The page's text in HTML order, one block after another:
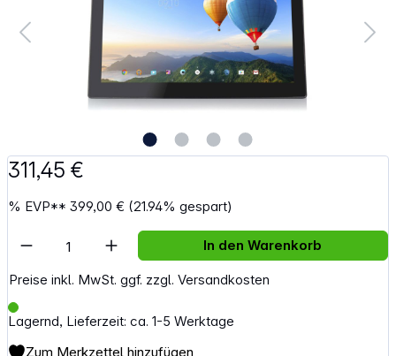
311,45 €
% EVP**399,00 € (21.94% gespart)
Preise inkl. MwSt. ggf. zzgl. Versandkosten
Lagernd, Lieferzeit: ca. 1-5 Werktage
Artikel Anzahl: Gib den gewünschten
In den Warenkorb
Zum Merkzettel hinzufügen